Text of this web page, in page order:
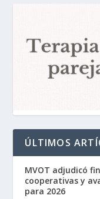
ÚLTIMOS
MVOT adjudicó
cooperativas y
para 2026